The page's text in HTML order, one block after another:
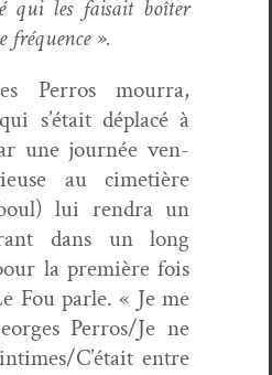
qui les fai­sait boîter
fréquence ».
Per­ros mour­ra,
s’était déplacé à
une journée ven­
au cimetière
lui ren­dra un
dans un long
la pre­mière fois
Fou par­le. « Je me
Perros/Je ne
C’était entre